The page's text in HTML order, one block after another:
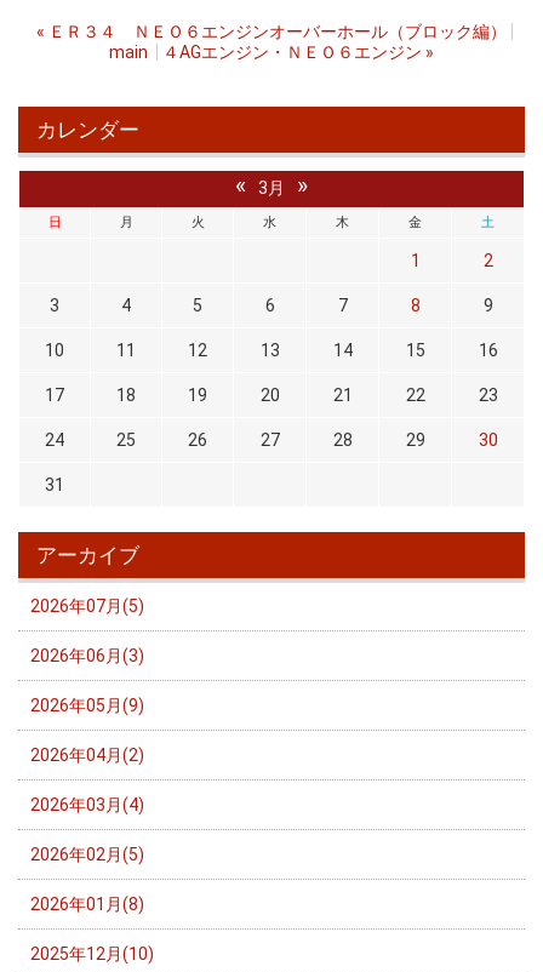
« ＥＲ３４ ＮＥＯ６エンジンオーバーホール（ブロック編）
main
４AGエンジン・ＮＥＯ６エンジン »
カレンダー
« 3月 »
日 月 火 水 木 金 土
1 2
3 4 5 6 7 8 9
10 11 12 13 14 15 16
17 18 19 20 21 22 23
24 25 26 27 28 29 30
31
アーカイブ
2026年07月(5)
2026年06月(3)
2026年05月(9)
2026年04月(2)
2026年03月(4)
2026年02月(5)
2026年01月(8)
2025年12月(10)